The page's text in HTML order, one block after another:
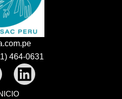
464-0631
Linkedin